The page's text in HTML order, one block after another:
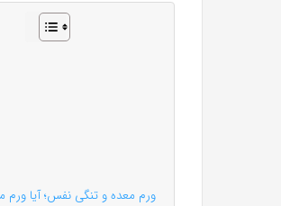
ورم معده و تنگی نفس؛ آیا